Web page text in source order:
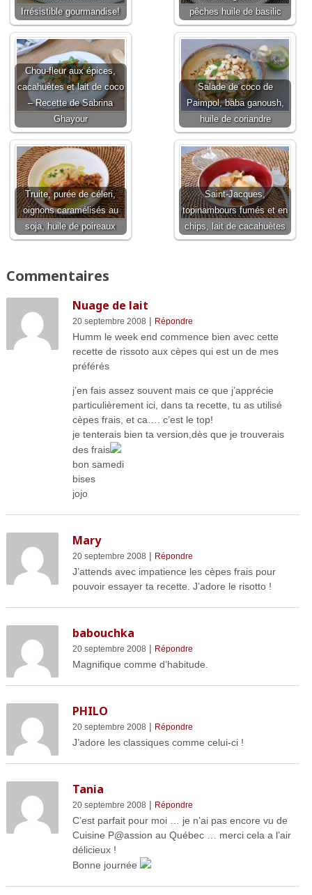
Irrésistible gourmandise!
pêches huile de basilic
Chou-fleur aux épices,
cacahuètes et lait de coco
– Recette de Sabrina
Ghayour
Salade de coco de
Paimpol, baba ganoush,
huile de coriandre
Truite, purée de céleri,
oignons caramélisés au
soja, huile de poireaux
Saint-Jacques,
topinambours fumés et en
chips, lait de cacahuètes
Commentaires
Nuage de lait
20 septembre 2008 | Répondre
Humm le week end commence bien avec cette
recette de rissoto aux cèpes qui est un de mes
préférés
j’en fais assez souvent mais ce que j’apprécie
particulièrement ici, dans ta recette, tu as utilisé
cèpes frais, et ca…. c’est le top!
je tenterais bien ta version,dès que je trouverais
des frais
bon samedi
bises
jojo
Mary
20 septembre 2008 | Répondre
J’attends avec impatience les cèpes frais pour
pouvoir essayer ta recette. J’adore le risotto !
babouchka
20 septembre 2008 | Répondre
Magnifique comme d’habitude.
PHILO
20 septembre 2008 | Répondre
J’adore les classiques comme celui-ci !
Tania
20 septembre 2008 | Répondre
C’est parfait pour moi … je n’ai pas encore vu de
Cuisine P@assion au Québec … merci cela a l’air
délicieux !
Bonne journée